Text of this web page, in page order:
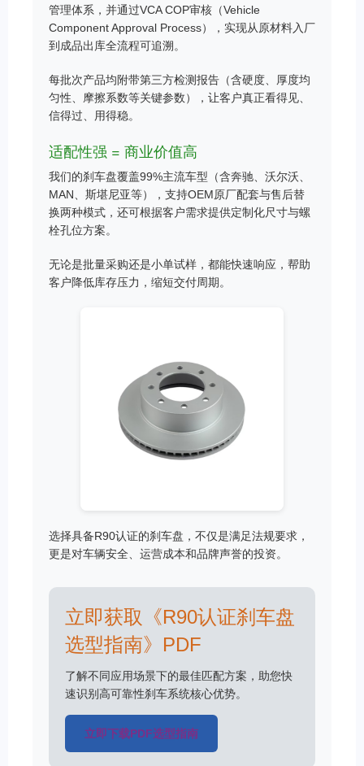
管理体系，并通过VCA COP审核（Vehicle
Component Approval Process），实现从原材料入厂
到成品出库全流程可追溯。
每批次产品均附带第三方检测报告（含硬度、厚度均
匀性、摩擦系数等关键参数），让客户真正看得见、
信得过、用得稳。
适配性强 = 商业价值高
我们的刹车盘覆盖99%主流车型（含奔驰、沃尔沃、
MAN、斯堪尼亚等），支持OEM原厂配套与售后替
换两种模式，还可根据客户需求提供定制化尺寸与螺
栓孔位方案。
无论是批量采购还是小单试样，都能快速响应，帮助
客户降低库存压力，缩短交付周期。
选择具备R90认证的刹车盘，不仅是满足法规要求，
更是对车辆安全、运营成本和品牌声誉的投资。
立即获取《R90认证刹车盘
选型指南》PDF
了解不同应用场景下的最佳匹配方案，助您快
速识别高可靠性刹车系统核心优势。
立即下载PDF选型指南